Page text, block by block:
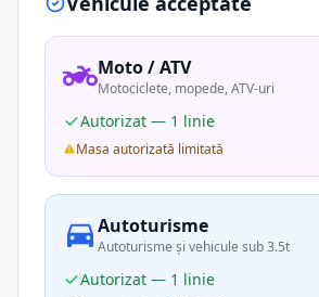
Moto / ATV
Motociclete, mopede, ATV-uri
Autorizat — 1 linie
Masa autorizată limitată
Autoturisme
Autoturisme și vehicule sub 3.5t
Autorizat — 1 linie